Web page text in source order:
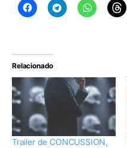
Relacionado
Trailer de CONCUSSION,